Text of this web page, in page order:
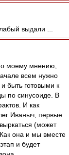
выдали ...
моему мнению,
всем нужно
быть готовыми к
по синусоиде. В
И как
Иваныч, первые
(может
она и мы вместе
и будет